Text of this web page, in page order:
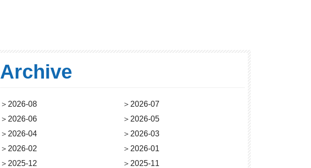
Archive
＞ 2026-08 ＞ 2026-07
＞ 2026-06 ＞ 2026-05
＞ 2026-04 ＞ 2026-03
＞ 2026-02 ＞ 2026-01
＞ 2025-12 ＞ 2025-11